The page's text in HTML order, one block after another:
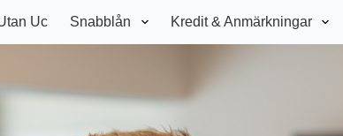
Uc Snabblån Kredit & Anmärkningar